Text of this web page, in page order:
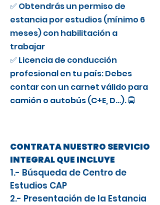
✅ Obtendrás un permiso de
estancia por estudios (mínimo 6
meses) con habilitación a
trabajar
✅ Licencia de conducción
profesional en tu país: Debes
contar con un carnet válido para
camión o autobús (C+E, D…). 🚍
CONTRATA NUESTRO SERVICIO
INTEGRAL QUE INCLUYE
1.- Búsqueda de Centro de
Estudios CAP
2.- Presentación de la Estancia